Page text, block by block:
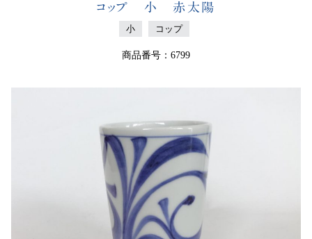
コップ 小 赤太陽
小 コップ
商品番号：6799